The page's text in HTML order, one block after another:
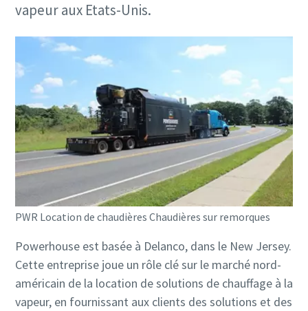
vapeur aux Etats-Unis.
PWR Location de chaudières Chaudières sur remorques
Powerhouse est basée à Delanco, dans le New Jersey.
Cette entreprise joue un rôle clé sur le marché nord-
américain de la location de solutions de chauffage à la
vapeur, en fournissant aux clients des solutions et des